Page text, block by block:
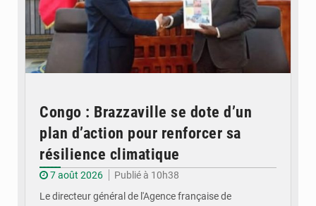
Congo : Brazzaville se dote d’un
plan d’action pour renforcer sa
résilience climatique
7 août 2026
Publié à 10h38
Le directeur général de l'Agence française de